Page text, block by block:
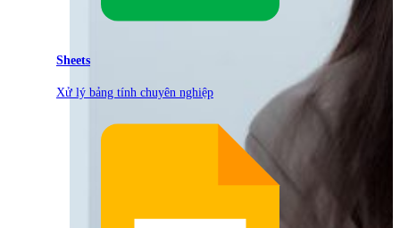
Sheets
Xử lý bảng tính chuyên nghiệp